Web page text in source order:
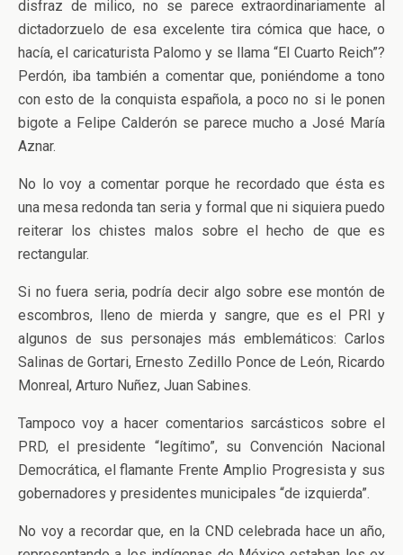
disfraz de milico, no se parece extraordinariamente al
dictadorzuelo de esa excelente tira cómica que hace, o
hacía, el caricaturista Palomo y se llama “El Cuarto Reich”?
Perdón, iba también a comentar que, poniéndome a tono
con esto de la conquista española, a poco no si le ponen
bigote a Felipe Calderón se parece mucho a José María
Aznar.
No lo voy a comentar porque he recordado que ésta es
una mesa redonda tan seria y formal que ni siquiera puedo
reiterar los chistes malos sobre el hecho de que es
rectangular.
Si no fuera seria, podría decir algo sobre ese montón de
escombros, lleno de mierda y sangre, que es el PRI y
algunos de sus personajes más emblemáticos: Carlos
Salinas de Gortari, Ernesto Zedillo Ponce de León, Ricardo
Monreal, Arturo Nuñez, Juan Sabines.
Tampoco voy a hacer comentarios sarcásticos sobre el
PRD, el presidente “legítimo”, su Convención Nacional
Democrática, el flamante Frente Amplio Progresista y sus
gobernadores y presidentes municipales “de izquierda”.
No voy a recordar que, en la CND celebrada hace un año,